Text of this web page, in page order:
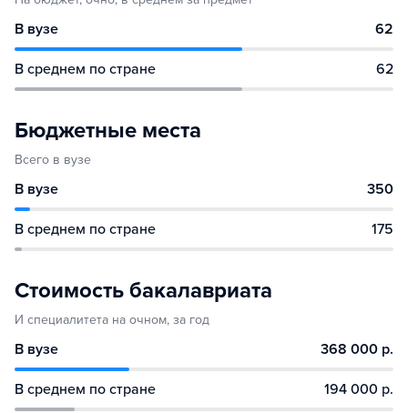
В вузе 62
В среднем по стране 62
Бюджетные места
Всего в вузе
В вузе 350
В среднем по стране 175
Стоимость бакалавриата
И специалитета на очном, за год
В вузе 368 000 р.
В среднем по стране 194 000 р.